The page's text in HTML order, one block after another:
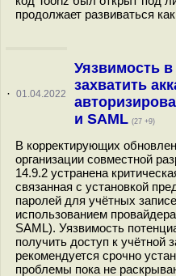
продолжает развиваться
· 01.04.2022
Уязвимость
захватить
и SAML (27 +9)
В корректирующих
организации совместной
14.9.2 устранена
связанная с установкой
паролей для учётных
использованием
SAML). Уязвимость
получить доступ к учётной
рекомендуется срочно
проблемы пока не